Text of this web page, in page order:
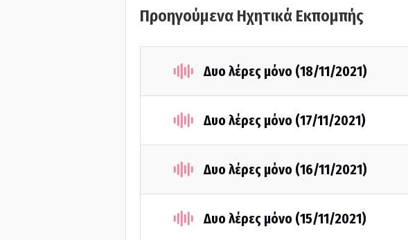
Προηγούμενα Ηχητικά Εκπομπής
Δυο λέρες μόνο (18/11/2021)
Δυο λέρες μόνο (17/11/2021)
Δυο λέρες μόνο (16/11/2021)
Δυο λέρες μόνο (15/11/2021)